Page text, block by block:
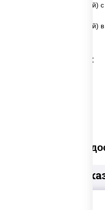
✅ Ойси ролл (запеченный)
✅ Ойси ролл (запеченный)
Категории товара:
Платная
Добавьте к